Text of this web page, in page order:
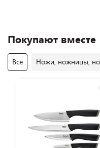
Покупают вместе
Все Ножи, ножницы,